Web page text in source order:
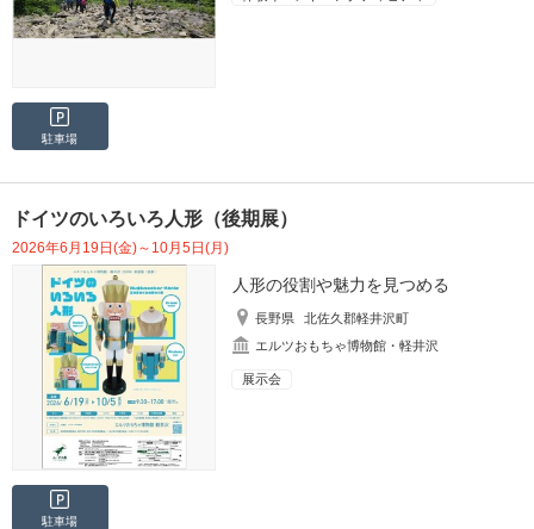
駐車場
ドイツのいろいろ人形（後期展）
2026年6月19日(金)～10月5日(月)
人形の役割や魅力を見つめる
長野県
北佐久郡軽井沢町
エルツおもちゃ博物館・軽井沢
展示会
駐車場